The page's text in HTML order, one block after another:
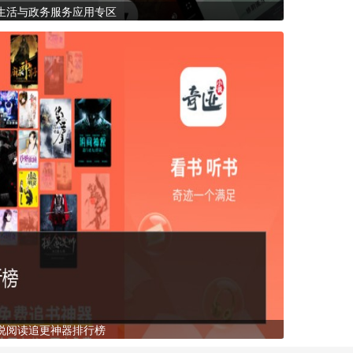
活与政务服务应用专区
阅读追更神器排行榜